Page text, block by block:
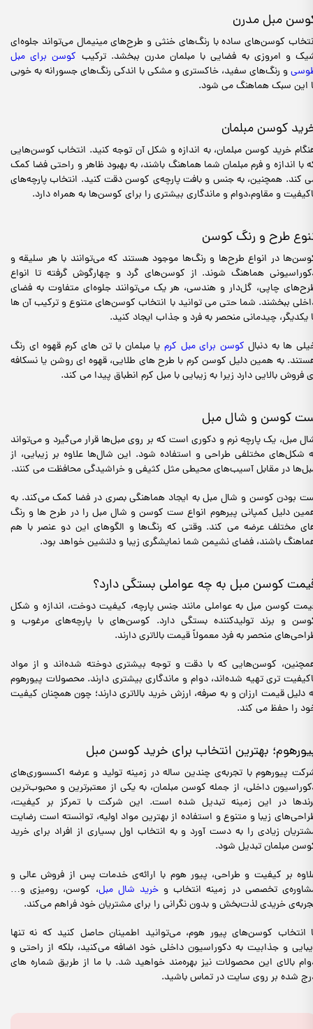
مبل مدرن
کوسن‌های ساده با رنگ‌های خنثی و طرح‌های مینیمال می‌تواند جلوه‌ای
و امروزی به فضایی با مبلمان مدرن ببخشد. ترکیب کوسن برای مبل
و رنگ‌های سفید، خاکستری و مشکی با اندکی رنگ‌های جسورانه به خوبی
این سبک هماهنگ می شود.
کوسن مبلمان
خرید کوسن مبلمان، به اندازه و شکل آن توجه کنید. انتخاب کوسن‌هایی
با اندازه و فرم مبلمان شما هماهنگ باشند، به بهبود ظاهر و راحتی فضا کمک
کند. همچنین، به جنس و بافت پارچه‌ی کوسن دقت کنید. انتخاب پارچه‌های
و مقاوم،دوام و ماندگاری بیشتری را برای کوسن‌ها به همراه دارد.
طرح و رنگ کوسن
در انواع طرح‌ها و رنگ‌ها موجود هستند که می‌توانند با هر سلیقه و
هماهنگ شوند. از کوسن‌های گرد و چهارگوش گرفته تا انواع
چاپی، گل‌دار و هندسی، هر یک می‌توانند جلوه‌ای متفاوت به فضای
ببخشند. شما حتی می توانید با انتخاب کوسن‌های متنوع و ترکیب آن ها
یکدیگر، چیدمانی منحصر به فرد و جذاب ایجاد کنید.
ها به دنبال کوسن برای مبل کرمیا مبلمان با تن های کرم قهوه ای رنگ
به همین دلیل کوسن کرم با طرح های طلایی، قهوه ای روشن یا نسکافه
فروش بالایی دارد زیرا به زیبایی با مبل کرم انطباق پیدا می کند.
کوسن و شال مبل
مبل، یک پارچه نرم و دکوری است که بر روی مبل‌ها قرار می‌گیرد و می‌تواند
شکل‌های مختلفی طراحی و استفاده شود. این شال‌ها علاوه بر زیبایی، از
در مقابل آسیب‌های محیطی مثل کثیفی و خراشیدگی محافظت می کنند.
بودن کوسن و شال مبل به ایجاد هماهنگی بصری در فضا کمک می‌کند. به
دلیل کمپانی پیرهوم انواع ست کوسن و شال مبل را در طرح ها و رنگ
مختلف عرضه می کند. وقتی که رنگ‌ها و الگوهای این دو عنصر با هم
باشند، فضای نشیمن شما نمایشگری زیبا و دلنشین خواهد بود.
کوسن مبل به چه عواملی بستگی دارد؟
کوسن مبل به عواملی مانند جنس پارچه، کیفیت دوخت، اندازه و شکل
و برند تولیدکننده بستگی دارد. کوسن‌های با پارچه‌های مرغوب و
منحصر به فرد معمولاً قیمت بالاتری دارند.
کوسن‌هایی که با دقت و توجه بیشتری دوخته شده‌اند و از مواد
تری تهیه شده‌اند، دوام و ماندگاری بیشتری دارند. محصولات پیورهوم
دلیل قیمت ارزان و به صرفه، ارزش خرید بالاتری دارند؛ چون همچنان کیفیت
را حفظ می کند.
بهترین انتخاب برای خرید کوسن مبل
پیورهوم با تجربه‌ی چندین ساله در زمینه تولید و عرضه اکسسوری‌های
داخلی، از جمله کوسن مبلمان، به یکی از معتبرترین و محبوب‌ترین
در این زمینه تبدیل شده است. این شرکت با تمرکز بر کیفیت،
زیبا و متنوع و استفاده از بهترین مواد اولیه، توانسته است رضایت
زیادی را به دست آورد و به انتخاب اول بسیاری از افراد برای خرید
مبلمان تبدیل شود.
بر کیفیت و طراحی، پیور هوم با ارائه‌ی خدمات پس از فروش عالی و
تخصصی در زمینه انتخاب وخرید شال مبل، کوسن، رومیزی و…
خریدی لذت‌بخش و بدون نگرانی را برای مشتریان خود فراهم می‌کند.
انتخاب کوسن‌های پیور هوم، می‌توانید اطمینان حاصل کنید که نه تنها
و جذابیت به دکوراسیون داخلی خود اضافه می‌کنید، بلکه از راحتی و
بالای این محصولات نیز بهره‌مند خواهید شد. با ما از طریق شماره های
شده بر روی سایت در تماس باشید.